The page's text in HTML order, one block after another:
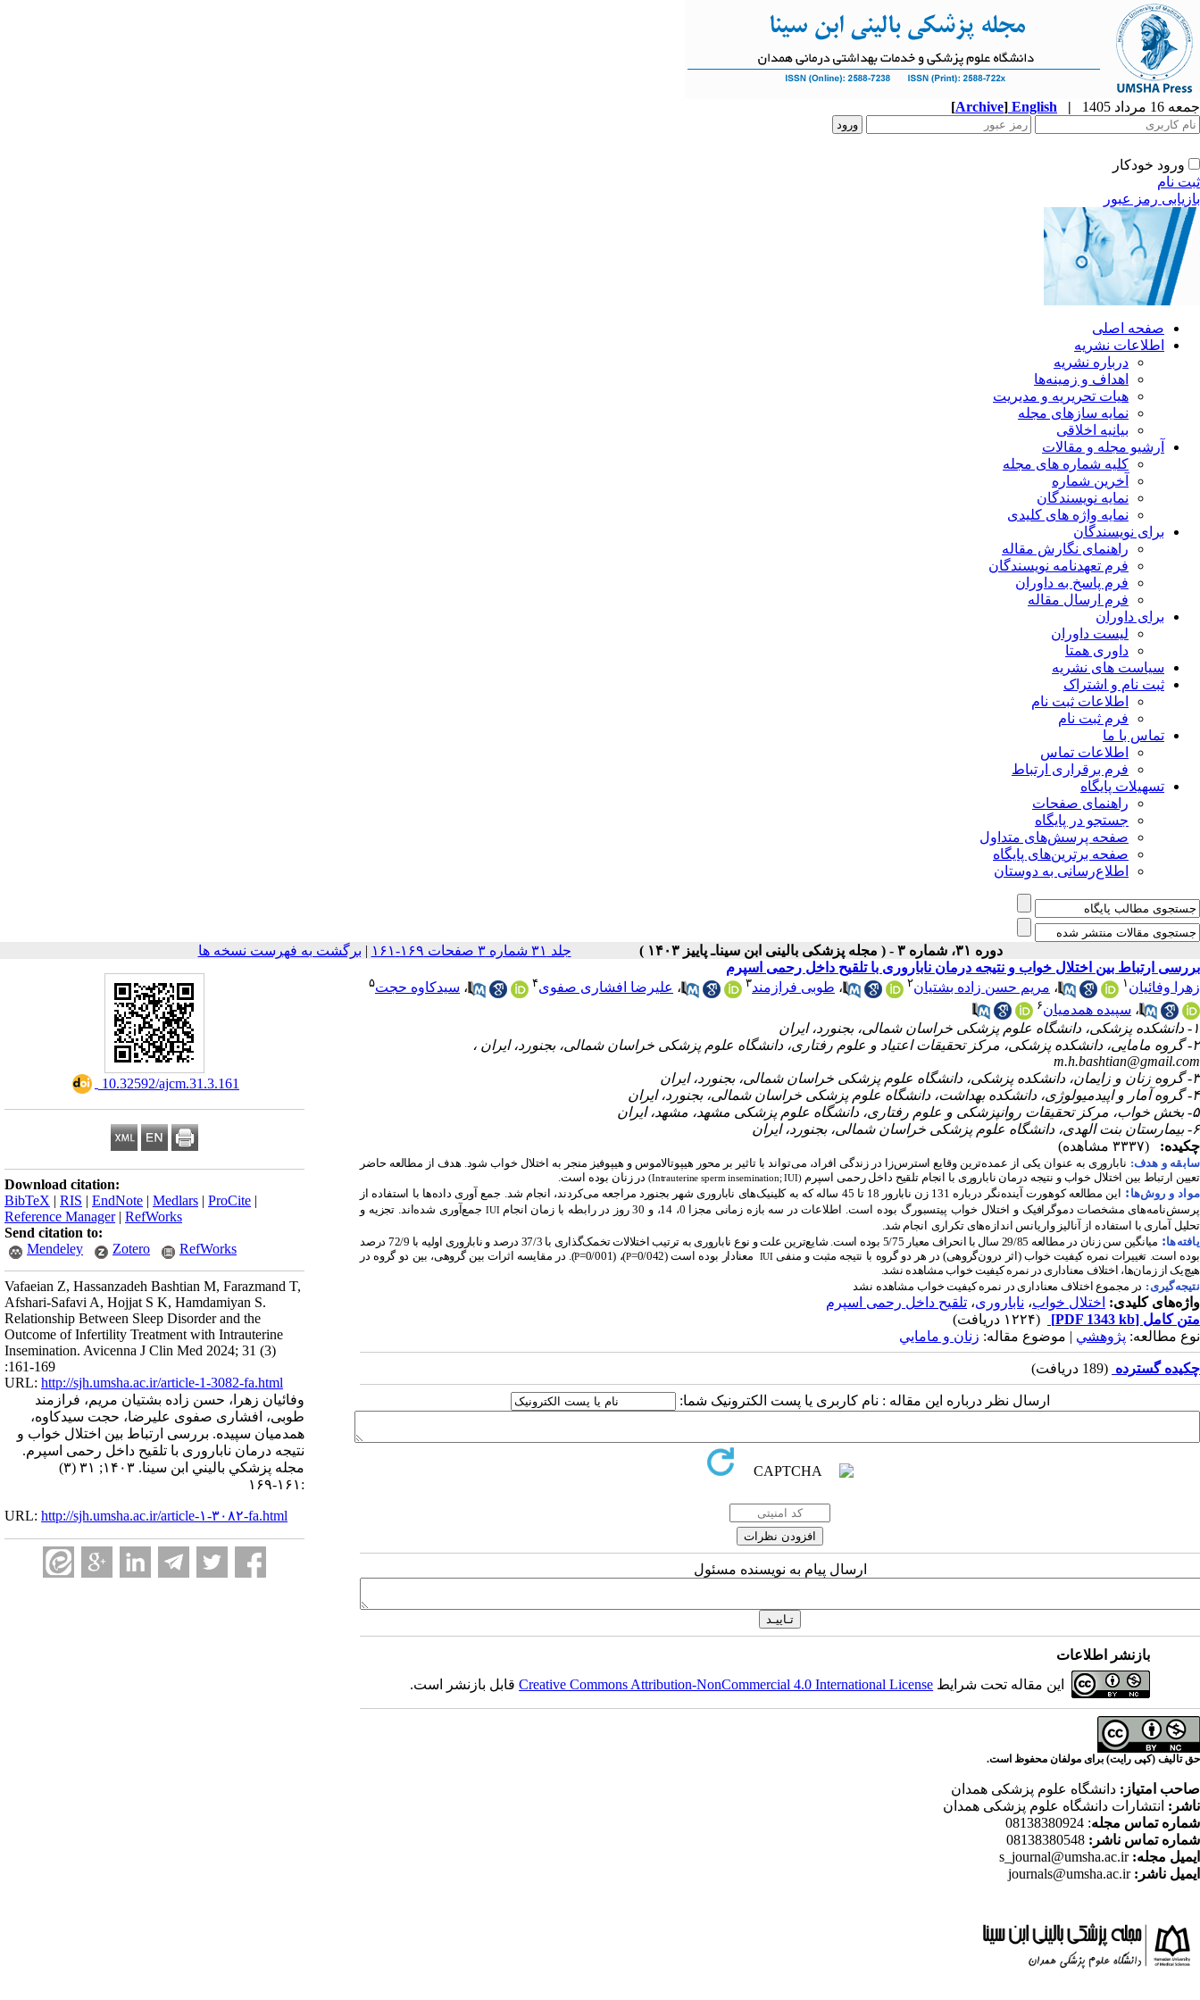
جمعه 16 مرداد 1405 |
English
[Archive]
ورود خودکار
ثبت نام
بازیابی رمز عبور
صفحه اصلی
اطلاعات نشریه
درباره نشریه
اهداف و زمینه‌ها
هیات تحریریه و مدیریت
نمایه سازهای مجله
بیانیه اخلاقی
آرشیو مجله و مقالات
کلیه شماره های مجله
آخرین شماره
نمایه نویسندگان
نمایه واژه های کلیدی
برای نویسندگان
راهنمای نگارش مقاله
فرم تعهدنامه نویسندگان
فرم پاسخ به داوران
فرم ارسال مقاله
برای داوران
لیست داوران
داوری همتا
سیاست های نشریه
ثبت نام و اشتراک
اطلاعات ثبت نام
فرم ثبت نام
تماس با ما
اطلاعات تماس
فرم برقراری ارتباط
تسهیلات پایگاه
راهنمای صفحات
جستجو در پایگاه
صفحه پرسش‌های متداول
صفحه برترین‌های پایگاه
اطلاع‌رسانی به دوستان
دوره ۳۱، شماره ۳ - ( مجله پزشکی بالینی ابن سیناـ پاییز ۱۴۰۳ ) جلد ۳۱ شماره ۳ صفحات ۱۶۹-۱۶۱ | برگشت به فهرست نسخه ها
‎ 10.32592/ajcm.31.3.161
Download citation:
BibTeX | RIS | EndNote | Medlars | ProCite |
Reference Manager| RefWorks
Send citation to:
Mendeley
Zotero RefWorks
Vafaeian Z, Hassanzadeh Bashtian M, Farazmand T,
Afshari-Safavi A, Hojjat S K, Hamdamiyan S.
Relationship Between Sleep Disorder and the
Outcome of Infertility Treatment with Intrauterine
Insemination. Avicenna J Clin Med 2024; 31 (3)
:161-169
URL: http://sjh.umsha.ac.ir/article-1-3082-fa.html
وفائیان زهرا، حسن زاده بشتیان مریم، فرازمند
طوبی، افشاری صفوی علیرضا، حجت سیدکاوه،
همدمیان سپیده. بررسی ارتباط بین اختلال خواب و
نتیجه درمان ناباروری با تلقیح داخل رحمی اسپرم.
مجله پزشكي باليني ابن سينا. ۱۴۰۳; ۳۱ (۳)
:۱۶۱-۱۶۹
URL: http://sjh.umsha.ac.ir/article-۱-۳۰۸۲-fa.html
بررسی ارتباط بین اختلال خواب و نتیجه درمان ناباروری با تلقیح داخل رحمی اسپرم
زهرا وفائیان ۱ ، مریم حسن زاده بشتیان۲ ، طوبی فرازمند۳ ، علیرضا افشاری صفوی۴ ، سیدکاوه حجت۵
، سپیده همدمیان۶
۱- دانشکده پزشکی، دانشگاه علوم پزشکی خراسان شمالی، بجنورد، ایران
۲- گروه مامایی، دانشکده پزشکی، مرکز تحقیقات اعتیاد و علوم رفتاری، دانشگاه علوم پزشکی خراسان شمالی، بجنورد، ایران ،
m.h.bashtian@gmail.com
۳- گروه زنان و زایمان، دانشکده پزشکی، دانشگاه علوم پزشکی خراسان شمالی، بجنورد، ایران
۴- گروه آمار و اپیدمیولوژی، دانشکده بهداشت، دانشگاه علوم پزشکی خراسان شمالی، بجنورد، ایران
۵- بخش خواب، مرکز تحقیقات روانپزشکی و علوم رفتاری، دانشگاه علوم پزشکی مشهد، مشهد، ایران
۶- بیمارستان بنت الهدی، دانشگاه علوم پزشکی خراسان شمالی، بجنورد، ایران
چکیده:
(۳۳۳۷ مشاهده)
سابقه و هدف: ناباروری به عنوان یکی از عمده‌ترین وقایع استرس‌زا در زندگی افراد، می‌تواند با تاثیر بر محور هیپوتالاموس و هیپوفیز منجر به اختلال خواب شود. هدف از مطالعه حاضر
تعیین ارتباط بین اختلال خواب و نتیجه درمان ناباروری با انجام تلقیح داخل رحمی اسپرم (Intrauterine sperm insemination; IUI) در زنان بوده است.
مواد و روش‌‌ها : این مطالعه کوهورت آینده‌نگر درباره 131 زن نابارور 18 تا 45 ساله که به کلینیک‌های ناباروری شهر بجنورد مراجعه می‌کردند، انجام شد.
جمع آوری داده‌ها با استفاده از
پرسش‌نامه‌های مشخصات دموگرافیک و اختلال خواب پیتسبورگ بوده است. اطلاعات در سه بازه زمانی مجزا 0، 14، و 30 روز در رابطه با زمان انجام IUI جمع‌آوری شده‌اند. تجزیه و
تحلیل آماری با استفاده از آنالیز واریانس اندازه‌های تکراری انجام شد.
یافته‌ها:
میانگین سن زنان در مطالعه 29/85 سال با انحراف معیار 5/75 بوده است. شایع‌ترین علت و نوع ناباروری به ترتیب اختلالات تخمک‌گذاری با 37/3 درصد و ناباروری اولیه با 72/9 درصد
بوده است. تغییرات نمره کیفیت خواب (اثر درون‌گروهی) در هر دو گروه با نتیجه مثبت و منفیIUI معنادار بوده است (0/042= P)، (0/001= P). در مقایسه اثرات بین گروهی، بین دو گروه در
هیچ‌یک از زمان‌ها، اختلاف معناداری در نمره کیفیت خواب مشاهده نشد.
نتیجه‌گیری: در مجموع اختلاف معناداری در نمره کیفیت خواب مشاهده نشد
واژه‌های کلیدی: اختلال خواب، ناباروری، تلقیح داخل رحمی اسپرم
متن کامل [PDF 1343 kb]
(۱۲۲۴ دریافت)
نوع مطالعه: پژوهشي | موضوع مقاله: زنان و مامايي
چکیده گسترده (189 دریافت)
ارسال نظر درباره این مقاله : نام کاربری یا پست الکترونیک شما:
ارسال پیام به نویسنده مسئول
بازنشر اطلاعات
این مقاله تحت شرایط Creative Commons Attribution-NonCommercial 4.0 International Licenseقابل بازنشر است.
حق تالیف (کپی رایت) برای مولفان محفوظ است.
صاحب امتیاز: دانشگاه علوم پزشکی همدان
ناشر: انتشارات دانشگاه علوم پزشکی همدان
شماره تماس مجله: 08138380924
شماره تماس ناشر:
ایمیل مجله: s_journal@umsha.ac.ir
ایمیل ناشر: journals@umsha.ac.ir